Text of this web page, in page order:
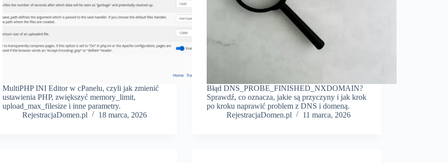
MultiPHP INI Editor w cPanelu, czyli jak zmienić
ustawienia PHP, zwiększyć memory_limit,
upload_max_filesize i inne parametry.
RejestracjaDomen.pl
18 marca, 2026
Błąd DNS_PROBE_FINISHED_NXDOMAIN?
Sprawdź, co oznacza, jakie są przyczyny i jak krok
po kroku naprawić problem z DNS i domeną.
RejestracjaDomen.pl
11 marca, 2026